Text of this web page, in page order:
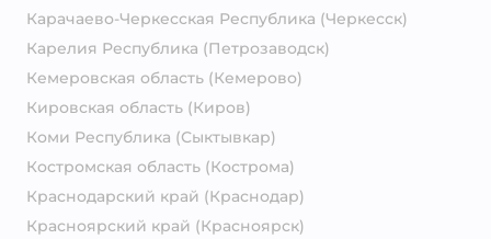
Карачаево-Черкесская Республика (Черкесск)
Карелия Республика (Петрозаводск)
Кемеровская область (Кемерово)
Кировская область (Киров)
Коми Республика (Сыктывкар)
Костромская область (Кострома)
Краснодарский край (Краснодар)
Красноярский край (Красноярск)